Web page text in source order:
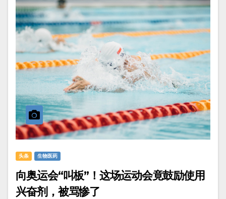
头条 生物医药
向奥运会“叫板”！这场运动会竟鼓励使用
兴奋剂，被骂惨了